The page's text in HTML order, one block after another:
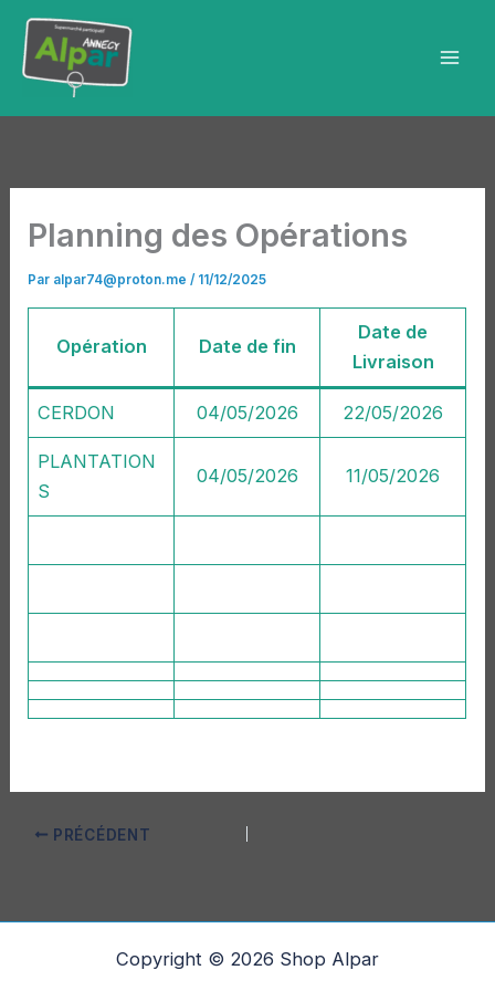
Aller
contenu
Planning des Opérations
Par alpar74@proton.me/ 11/12/2025
Opération Date de fin
Date de
Livraison
CERDON 04/05/2026 22/05/2026
PLANTATION
S
04/05/2026 11/05/2026
PRÉCÉDENT
Copyright © 2026 Shop Alpar